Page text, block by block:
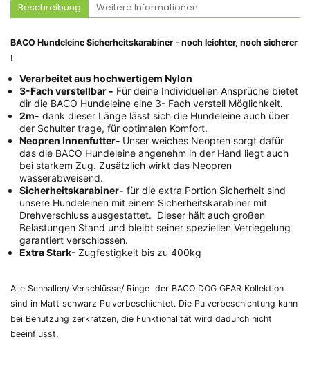
Beschreibung Weitere Informationen
BACO Hundeleine Sicherheitskarabiner - noch leichter, noch sicherer
!
Verarbeitet aus hochwertigem Nylon
3-Fach verstellbar - Für deine Individuellen Ansprüche bietet
dir die BACO Hundeleine eine 3- Fach verstell Möglichkeit.
2m- dank dieser Länge lässt sich die Hundeleine auch über
der Schulter trage, für optimalen Komfort.
Neopren Innenfutter- Unser weiches Neopren sorgt dafür
das die BACO Hundeleine angenehm in der Hand liegt auch
bei starkem Zug. Zusätzlich wirkt das Neopren
wasserabweisend.
Sicherheitskarabiner- für die extra Portion Sicherheit sind
unsere Hundeleinen mit einem Sicherheitskarabiner mit
Drehverschluss ausgestattet. Dieser hält auch großen
Belastungen Stand und bleibt seiner speziellen Verriegelung
garantiert verschlossen.
Extra Stark- Zugfestigkeit bis zu 400kg
Alle Schnallen/ Verschlüsse/ Ringe der BACO DOG GEAR Kollektion
sind in Matt schwarz Pulverbeschichtet. Die Pulverbeschichtung kann
bei Benutzung zerkratzen, die Funktionalität wird dadurch nicht
beeinflusst.